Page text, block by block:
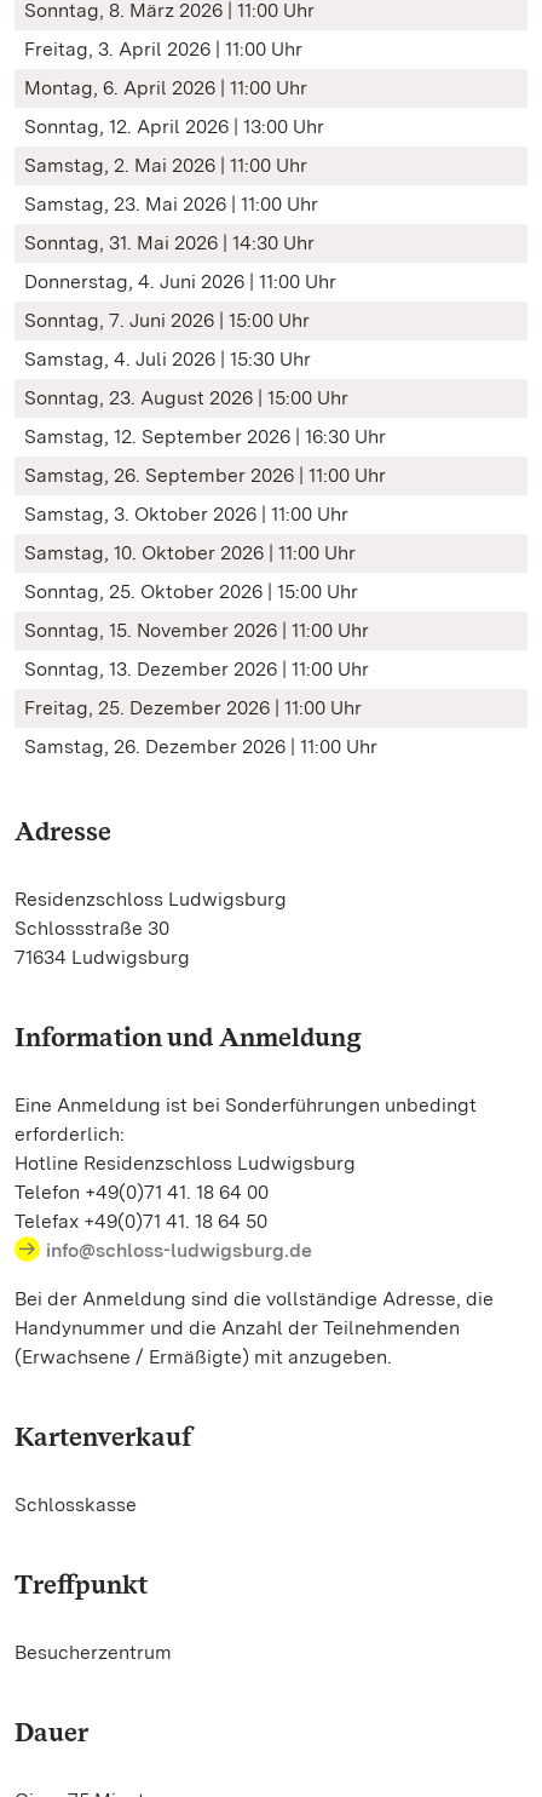
Sonntag, 8. März 2026 | 11:00 Uhr
Freitag, 3. April 2026 | 11:00 Uhr
Montag, 6. April 2026 | 11:00 Uhr
Sonntag, 12. April 2026 | 13:00 Uhr
Samstag, 2. Mai 2026 | 11:00 Uhr
Samstag, 23. Mai 2026 | 11:00 Uhr
Sonntag, 31. Mai 2026 | 14:30 Uhr
Donnerstag, 4. Juni 2026 | 11:00 Uhr
Sonntag, 7. Juni 2026 | 15:00 Uhr
Samstag, 4. Juli 2026 | 15:30 Uhr
Sonntag, 23. August 2026 | 15:00 Uhr
Samstag, 12. September 2026 | 16:30 Uhr
Samstag, 26. September 2026 | 11:00 Uhr
Samstag, 3. Oktober 2026 | 11:00 Uhr
Samstag, 10. Oktober 2026 | 11:00 Uhr
Sonntag, 25. Oktober 2026 | 15:00 Uhr
Sonntag, 15. November 2026 | 11:00 Uhr
Sonntag, 13. Dezember 2026 | 11:00 Uhr
Freitag, 25. Dezember 2026 | 11:00 Uhr
Samstag, 26. Dezember 2026 | 11:00 Uhr
Adresse
Residenzschloss Ludwigsburg
Schlossstraße 30
71634 Ludwigsburg
Information und Anmeldung
Eine Anmeldung ist bei Sonderführungen unbedingt
erforderlich:
Hotline Residenzschloss Ludwigsburg
Telefon +49(0)71 41. 18 64 00
Telefax +49(0)71 41. 18 64 50
info@schloss-ludwigsburg.de
Bei der Anmeldung sind die vollständige Adresse, die
Handynummer und die Anzahl der Teilnehmenden
(Erwachsene / Ermäßigte) mit anzugeben.
Kartenverkauf
Schlosskasse
Treffpunkt
Besucherzentrum
Dauer